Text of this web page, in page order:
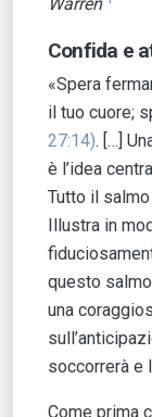
Warren
Confida e
«Spera
il tuo cuore;
27:14). […]
è l’idea
Tutto il salmo
Illustra in
questo
una
soccorrerà e
Come prima